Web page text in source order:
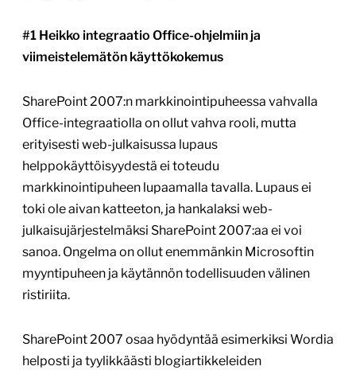
#1 Heikko integraatio Office-ohjelmiin ja
viimeistelemätön käyttökokemus
SharePoint 2007:n markkinointipuheessa vahvalla
Office-integraatiolla on ollut vahva rooli, mutta
erityisesti web-julkaisussa lupaus
helppokäyttöisyydestä ei toteudu
markkinointipuheen lupaamalla tavalla. Lupaus ei
toki ole aivan katteeton, ja hankalaksi web-
julkaisujärjestelmäksi SharePoint 2007:aa ei voi
sanoa. Ongelma on ollut enemmänkin Microsoftin
myyntipuheen ja käytännön todellisuuden välinen
ristiriita.
SharePoint 2007 osaa hyödyntää esimerkiksi Wordia
helposti ja tyylikkäästi blogiartikkeleiden